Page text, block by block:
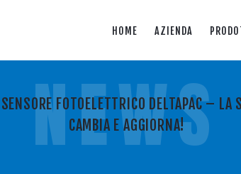
HOME AZIENDA
NEWS
SENSORE FOTOELETTRICO DELTAPAC – LA
CAMBIA E AGGIORNA!